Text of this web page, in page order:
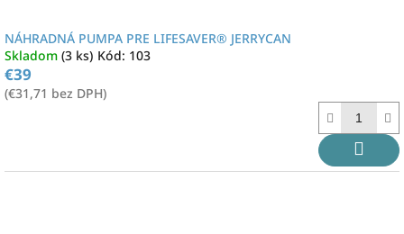
NÁHRADNÁ PUMPA PRE LIFESAVER® JERRYCAN
Skladom (3 ks) Kód: 103
€39
(€31,71 bez DPH)